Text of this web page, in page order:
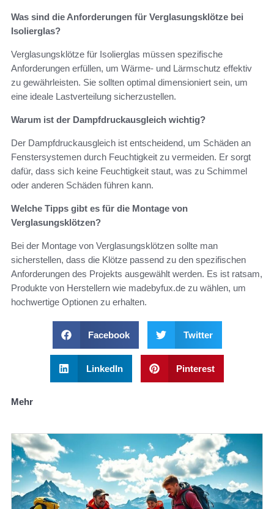
Was sind die Anforderungen für Verglasungsklötze bei
Isolierglas?
Verglasungsklötze für Isolierglas müssen spezifische
Anforderungen erfüllen, um Wärme- und Lärmschutz effektiv
zu gewährleisten. Sie sollten optimal dimensioniert sein, um
eine ideale Lastverteilung sicherzustellen.
Warum ist der Dampfdruckausgleich wichtig?
Der Dampfdruckausgleich ist entscheidend, um Schäden an
Fenstersystemen durch Feuchtigkeit zu vermeiden. Er sorgt
dafür, dass sich keine Feuchtigkeit staut, was zu Schimmel
oder anderen Schäden führen kann.
Welche Tipps gibt es für die Montage von
Verglasungsklötzen?
Bei der Montage von Verglasungsklötzen sollte man
sicherstellen, dass die Klötze passend zu den spezifischen
Anforderungen des Projekts ausgewählt werden. Es ist ratsam,
Produkte von Herstellern wie madebyfux.de zu wählen, um
hochwertige Optionen zu erhalten.
Facebook Twitter
LinkedIn Pinterest
Mehr